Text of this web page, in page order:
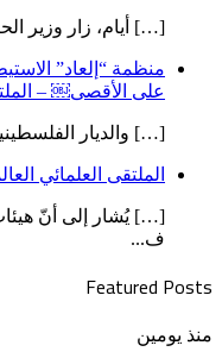
[…] أيام، زار وزير
منظمة “إلعاد”
على الأقصى￼ –
[…] والديار
الملتقى العلمائي
[…] يُشار إلى أنّ
ف...
Featured Posts
العدد
منذ يومين